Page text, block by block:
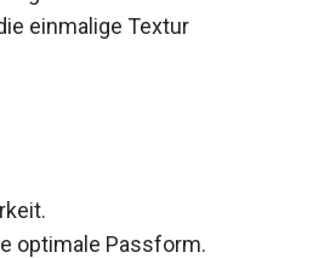
und die einmalige
optimale Passform.